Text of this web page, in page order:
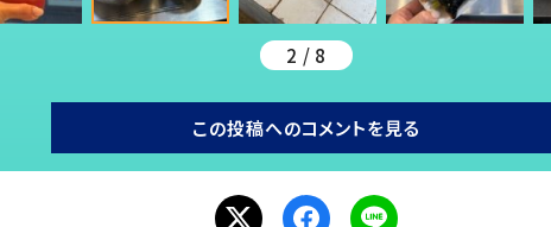
2 / 8
この投稿へのコメントを見る